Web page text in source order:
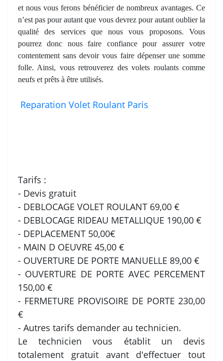
et nous vous ferons bénéficier de nombreux avantages. Ce
n’est pas pour autant que vous devrez pour autant oublier la
qualité des services que nous vous proposons. Vous
pourrez donc nous faire confiance pour assurer votre
contentement sans devoir vous faire dépenser une somme
folle. Ainsi, vous retrouverez des volets roulants comme
neufs et prêts à être utilisés.
Reparation Volet Roulant Paris
Tarifs :
- Devis gratuit
- DEBLOCAGE VOLET ROULANT 69,00 €
- DEBLOCAGE RIDEAU METALLIQUE 190,00 €
- DEPLACEMENT 50,00€
- MAIN D OEUVRE 45,00 €
- OUVERTURE DE PORTE MANUELLE 89,00 €
- OUVERTURE DE PORTE AVEC PERCEMENT
150,00 €
- FERMETURE PROVISOIRE DE PORTE 230,00
€
- Autres tarifs demander au technicien.
Le technicien vous établit un devis
totalement gratuit avant d'effectuer tout